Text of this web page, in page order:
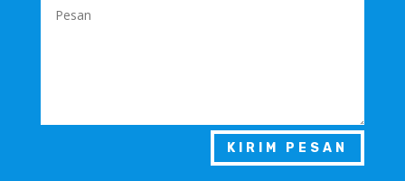
KIRIM PESAN